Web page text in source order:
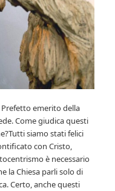
Prefetto emerito della
Come giudica questi
siamo stati felici
con Cristo,
è necessario
la Chiesa parli solo di
Certo, anche questi